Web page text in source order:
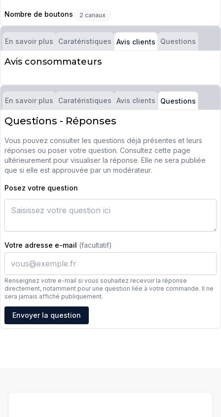
Nombre de boutons 2 canaux
En savoir plus Caratéristiques Avis clients Questions
Avis consommateurs
En savoir plus Caratéristiques Avis clients Questions
Questions - Réponses
Vous pouvez consulter les questions déjà présentes et leurs
réponses ou poser votre question. Consultez cette page
ultérieurement pour visualiser la réponse. Elle ne sera publiée
que si elle est approuvée par un modérateur.
Posez votre question
Votre adresse e-mail (facultatif)
Renseignez votre e-mail si vous souhaitez recevoir la réponse
directement, notamment pour une question liée à votre commande. Il ne
sera jamais affiché publiquement.
Adresse e-mail
Envoyer la question